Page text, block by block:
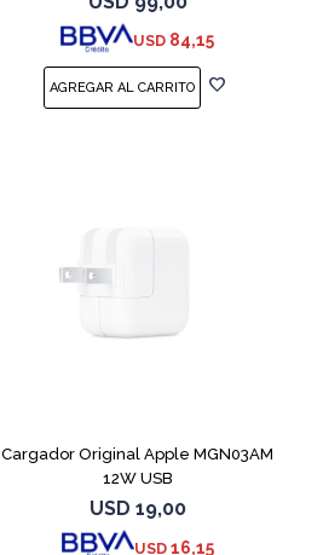
USD 84,15
Cargador Original Apple MGN03AM
12W USB
USD 19,00
USD 16,15